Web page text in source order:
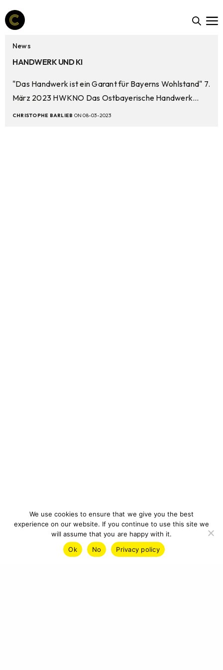
News
HANDWERK UND KI
"Das Handwerk ist ein Garant für Bayerns Wohlstand" 7.
März 2023 HWKNO Das Ostbayerische Handwerk…
CHRISTOPHE BARLIEB ON 08-03-2023
We use cookies to ensure that we give you the best
experience on our website. If you continue to use this site we
will assume that you are happy with it.
Ok
No Privacy policy